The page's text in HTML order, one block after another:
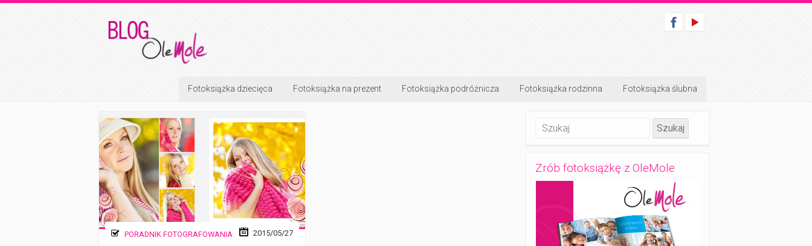
Fotoksiążka dziecięca Fotoksiążka na prezent Fotoksiążka podróżnicza Fotoksiążka rodzinna Fotoksiążka ślubna
PORADNIK FOTOGRAFOWANIA 2015/05/27
Zrób fotoksiążkę z OleMole